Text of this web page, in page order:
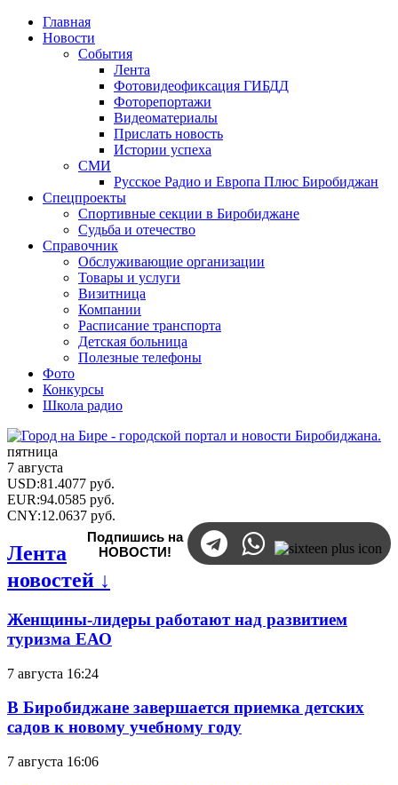
Главная
Новости
События
Лента
Фотовидеофиксация ГИБДД
Фоторепортажи
Видеоматериалы
Прислать новость
Истории успеха
СМИ
Русское Радио и Европа Плюс Биробиджан
Спецпроекты
Спортивные секции в Биробиджане
Судьба и отечество
Справочник
Обслуживающие организации
Товары и услуги
Визитница
Компании
Расписание транспорта
Детская больница
Полезные телефоны
Фото
Конкурсы
Школа радио
пятница
7 августа
USD:81.4077 руб.
EUR:94.0585 руб.
CNY:12.0637 руб.
Подпишись на
НОВОСТИ!
Лента
новостей ↓
Женщины-лидеры работают над развитием
туризма ЕАО
7 августа 16:24
В Биробиджане завершается приемка детских
садов к новому учебному году
7 августа 16:06